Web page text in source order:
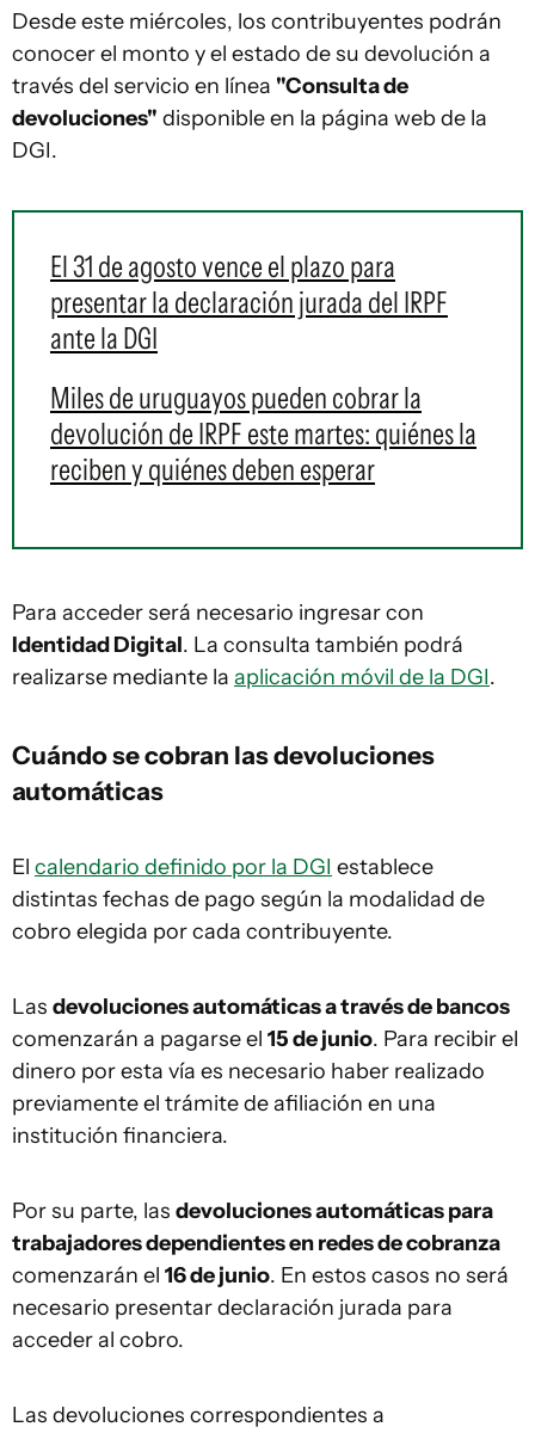
Desde este miércoles, los contribuyentes podrán
conocer el monto y el estado de su devolución a
través del servicio en línea "Consulta de
devoluciones" disponible en la página web de la
DGI.
El 31 de agosto vence el plazo para
presentar la declaración jurada del IRPF
ante la DGI
Miles de uruguayos pueden cobrar la
devolución de IRPF este martes: quiénes la
reciben y quiénes deben esperar
Para acceder será necesario ingresar con
Identidad Digital. La consulta también podrá
realizarse mediante la aplicación móvil de la DGI.
Cuándo se cobran las devoluciones
automáticas
El calendario definido por la DGI establece
distintas fechas de pago según la modalidad de
cobro elegida por cada contribuyente.
Las devoluciones automáticas a través de bancos
comenzarán a pagarse el 15 de junio. Para recibir el
dinero por esta vía es necesario haber realizado
previamente el trámite de afiliación en una
institución financiera.
Por su parte, las devoluciones automáticas para
trabajadores dependientes en redes de cobranza
comenzarán el 16 de junio. En estos casos no será
necesario presentar declaración jurada para
acceder al cobro.
Las devoluciones correspondientes a